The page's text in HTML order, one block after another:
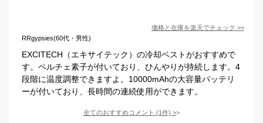
価格と在庫を楽天でチェック >>
RRgypsies(60代・男性)
EXCITECH（エキサイテック）の冷却ベストがおすすめで
す。ペルチェ素子が付いており、ひんやりが持続します。4
段階に温度調整できますよ。10000mAhの大容量バッテリ
ーが付いており、長時間の連続使用ができます。
全てのおすすめコメント (1件) >